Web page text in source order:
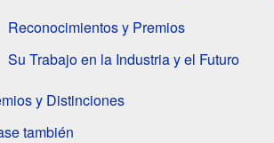
Reconocimientos y Premios
Su Trabajo en la Industria y el Futuro
y Distinciones
también